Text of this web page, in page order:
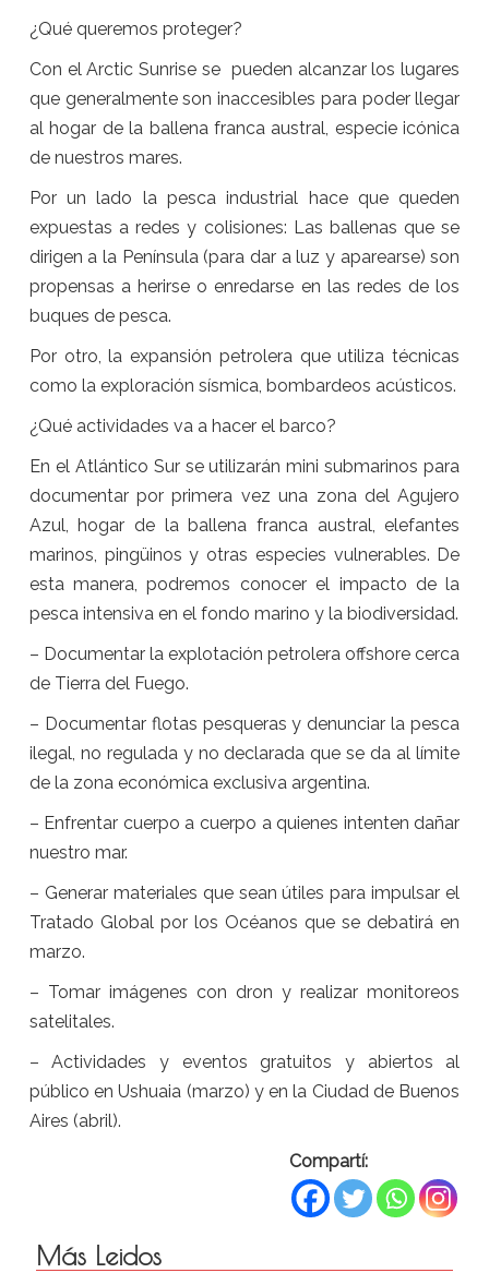
¿Qué queremos proteger?
Con el Arctic Sunrise se pueden alcanzar los lugares
que generalmente son inaccesibles para poder llegar
al hogar de la ballena franca austral, especie icónica
de nuestros mares.
Por un lado la pesca industrial hace que queden
expuestas a redes y colisiones: Las ballenas que se
dirigen a la Península (para dar a luz y aparearse) son
propensas a herirse o enredarse en las redes de los
buques de pesca.
Por otro, la expansión petrolera que utiliza técnicas
como la exploración sísmica, bombardeos acústicos.
¿Qué actividades va a hacer el barco?
En el Atlántico Sur se utilizarán mini submarinos para
documentar por primera vez una zona del Agujero
Azul, hogar de la ballena franca austral, elefantes
marinos, pingüinos y otras especies vulnerables. De
esta manera, podremos conocer el impacto de la
pesca intensiva en el fondo marino y la biodiversidad.
– Documentar la explotación petrolera offshore cerca
de Tierra del Fuego.
– Documentar flotas pesqueras y denunciar la pesca
ilegal, no regulada y no declarada que se da al límite
de la zona económica exclusiva argentina.
– Enfrentar cuerpo a cuerpo a quienes intenten dañar
nuestro mar.
– Generar materiales que sean útiles para impulsar el
Tratado Global por los Océanos que se debatirá en
marzo.
– Tomar imágenes con dron y realizar monitoreos
satelitales.
– Actividades y eventos gratuitos y abiertos al
público en Ushuaia (marzo) y en la Ciudad de Buenos
Aires (abril).
Compartí:
Más Leidos